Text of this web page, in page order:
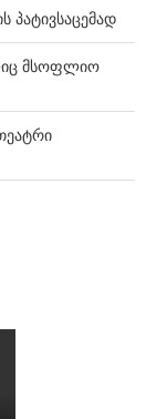
პატივსაცემად
მსოფლიო